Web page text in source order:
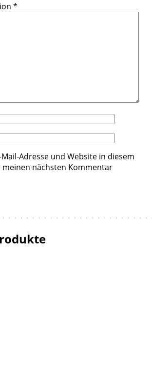
*
Mail-Adresse und Website in diesem
meinen nächsten Kommentar